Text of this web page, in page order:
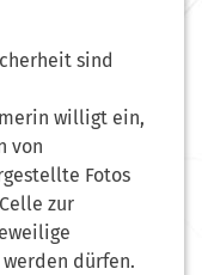
sind
willigt ein,
von
Fotos
zur
dürfen.